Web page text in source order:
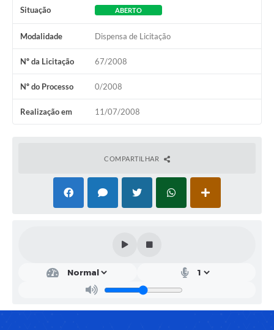
PROGRAMA DE INCUBAÇÃO DA INCUBADORA DE STARTUPS
INOVA_SÃO MATEUS DO SUL
Solicitação de Remoção 2025/2026: Instituições Escolares
Chamamento Público para Artistas Locais
Projeto Nascente Viva
Cadastro para Castração
Telefones Postos de Saúde
Situação ABERTO
Modalidade Dispensa de Licitação
Nº da Licitação 67/2008
Nº do Processo 0/2008
Realização em 11/07/2008
COMPARTILHAR